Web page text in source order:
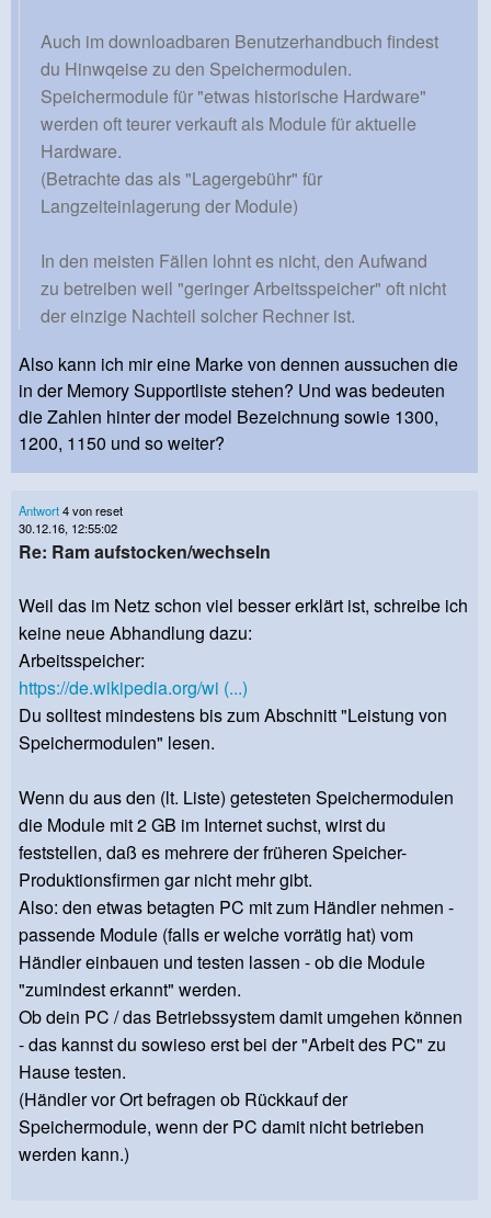
Auch im downloadbaren Benutzerhandbuch findest
du Hinwqeise zu den Speichermodulen.
Speichermodule für "etwas historische Hardware"
werden oft teurer verkauft als Module für aktuelle
Hardware.
(Betrachte das als "Lagergebühr" für
Langzeiteinlagerung der Module)
In den meisten Fällen lohnt es nicht, den Aufwand
zu betreiben weil "geringer Arbeitsspeicher" oft nicht
der einzige Nachteil solcher Rechner ist.
Also kann ich mir eine Marke von dennen aussuchen die
in der Memory Supportliste stehen? Und was bedeuten
die Zahlen hinter der model Bezeichnung sowie 1300,
1200, 1150 und so weiter?
Antwort4 von reset
30.12.16, 12:55:02
Re: Ram aufstocken/wechseln
Weil das im Netz schon viel besser erklärt ist, schreibe ich
keine neue Abhandlung dazu:
Arbeitsspeicher:
https://de.wikipedia.org/wi (...)
Du solltest mindestens bis zum Abschnitt "Leistung von
Speichermodulen" lesen.
Wenn du aus den (lt. Liste) getesteten Speichermodulen
die Module mit 2 GB im Internet suchst, wirst du
feststellen, daß es mehrere der früheren Speicher-
Produktionsfirmen gar nicht mehr gibt.
Also: den etwas betagten PC mit zum Händler nehmen -
passende Module (falls er welche vorrätig hat) vom
Händler einbauen und testen lassen - ob die Module
"zumindest erkannt" werden.
Ob dein PC / das Betriebssystem damit umgehen können
- das kannst du sowieso erst bei der "Arbeit des PC" zu
Hause testen.
(Händler vor Ort befragen ob Rückkauf der
Speichermodule, wenn der PC damit nicht betrieben
werden kann.)